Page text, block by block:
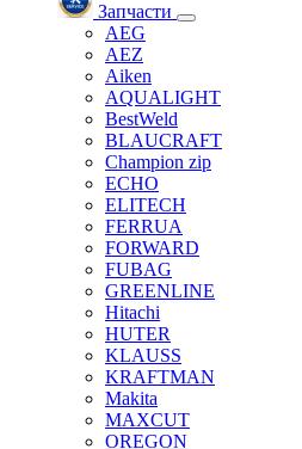
Запчасти
AEG
AEZ
Aiken
AQUALIGHT
BestWeld
BLAUCRAFT
Champion zip
ECHO
ELITECH
FERRUA
FORWARD
FUBAG
GREENLINE
Hitachi
HUTER
KLAUSS
KRAFTMAN
Makita
MAXCUT
OREGON